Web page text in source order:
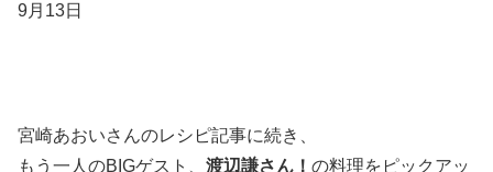
9月13日
宮崎あおいさんのレシピ記事に続き、
もう一人のBIGゲスト、 渡辺謙さん！ の料理をピックアッ